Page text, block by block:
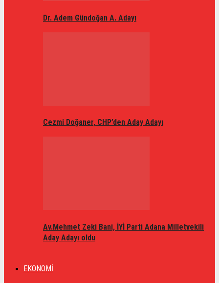
Dr. Adem Gündoğan A. Adayı
Cezmi Doğaner, CHP’den Aday Adayı
Av.Mehmet Zeki Bani, İYİ Parti Adana Milletvekili
Aday Adayı oldu
EKONOMİ